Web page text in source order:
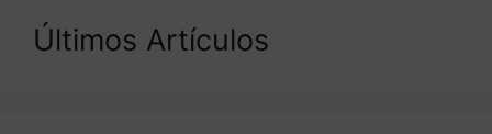
Últimos Artículos